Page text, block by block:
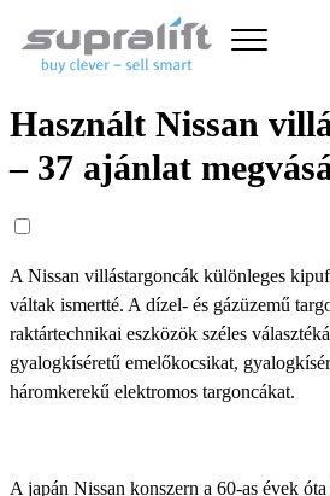
Használt Nissan
– 37 ajánlat
A Nissan villástargoncák különleges
váltak ismertté. A dízel- és gázüzemű
raktártechnikai eszközök széles
gyalogkíséretű emelőkocsikat,
háromkerekű elektromos targoncákat.
A japán Nissan konszern a 60-as évek